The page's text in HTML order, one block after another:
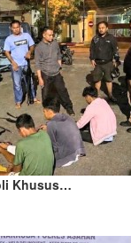
Khusus…